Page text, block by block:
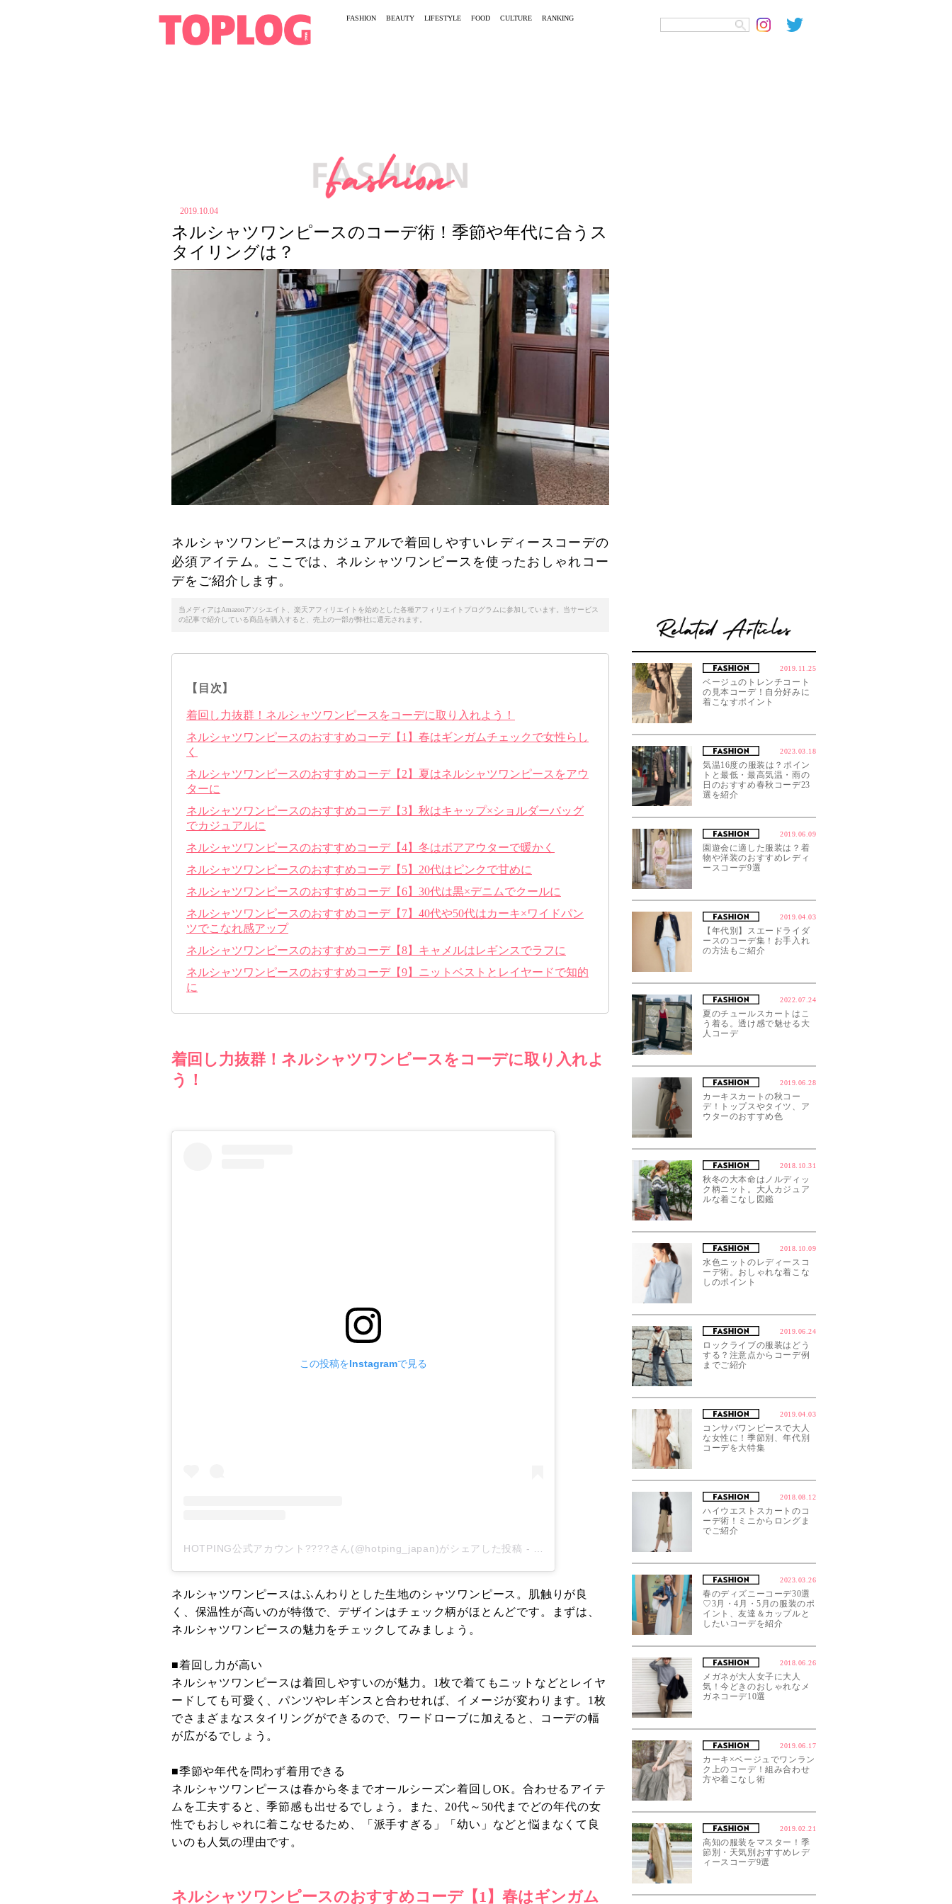
FASHION BEAUTY LIFESTYLE FOOD CULTURE RANKING
2019.10.04
ネルシャツワンピースのコーデ術！季節や年代に合うス
タイリングは？
ネルシャツワンピースはカジュアルで着回しやすいレディースコーデの
必須アイテム。ここでは、ネルシャツワンピースを使ったおしゃれコー
デをご紹介します。
当メディアはAmazonアソシエイト、楽天アフィリエイトを始めとした各種アフィリエイトプログラムに参加しています。当サービス
の記事で紹介している商品を購入すると、売上の一部が弊社に還元されます。
【目次】
着回し力抜群！ネルシャツワンピースをコーデに取り入れよう！
ネルシャツワンピースのおすすめコーデ【1】春はギンガムチェックで女性らし
く
ネルシャツワンピースのおすすめコーデ【2】夏はネルシャツワンピースをアウ
ターに
ネルシャツワンピースのおすすめコーデ【3】秋はキャップ×ショルダーバッグ
でカジュアルに
ネルシャツワンピースのおすすめコーデ【4】冬はボアアウターで暖かく
ネルシャツワンピースのおすすめコーデ【5】20代はピンクで甘めに
ネルシャツワンピースのおすすめコーデ【6】30代は黒×デニムでクールに
ネルシャツワンピースのおすすめコーデ【7】40代や50代はカーキ×ワイドパン
ツでこなれ感アップ
ネルシャツワンピースのおすすめコーデ【8】キャメルはレギンスでラフに
ネルシャツワンピースのおすすめコーデ【9】ニットベストとレイヤードで知的
に
着回し力抜群！ネルシャツワンピースをコーデに取り入れよ
う！
この投稿をInstagramで見る
HOTPING公式アカウント????さん(@hotping_japan)がシェアした投稿 - 2019年 9月月12日午後10時35分PDT
ネルシャツワンピースはふんわりとした生地のシャツワンピース。肌触りが良
く、保温性が高いのが特徴で、デザインはチェック柄がほとんどです。まずは、
ネルシャツワンピースの魅力をチェックしてみましょう。
■着回し力が高い
ネルシャツワンピースは着回しやすいのが魅力。1枚で着てもニットなどとレイヤ
ードしても可愛く、パンツやレギンスと合わせれば、イメージが変わります。1枚
でさまざまなスタイリングができるので、ワードローブに加えると、コーデの幅
が広がるでしょう。
■季節や年代を問わず着用できる
ネルシャツワンピースは春から冬までオールシーズン着回しOK。合わせるアイテ
ムを工夫すると、季節感も出せるでしょう。また、20代～50代までどの年代の女
性でもおしゃれに着こなせるため、「派手すぎる」「幼い」などと悩まなくて良
いのも人気の理由です。
ネルシャツワンピースのおすすめコーデ【1】春はギンガム
2019.11.25
ベージュのトレンチコート
の見本コーデ！自分好みに
着こなすポイント
2023.03.18
気温16度の服装は？ポイン
トと最低・最高気温・雨の
日のおすすめ春秋コーデ23
選を紹介
2019.06.09
園遊会に適した服装は？着
物や洋装のおすすめレディ
ースコーデ9選
2019.04.03
【年代別】スエードライダ
ースのコーデ集！お手入れ
の方法もご紹介
2022.07.24
夏のチュールスカートはこ
う着る。透け感で魅せる大
人コーデ
2019.06.28
カーキスカートの秋コー
デ！トップスやタイツ、ア
ウターのおすすめ色
2018.10.31
秋冬の大本命はノルディッ
ク柄ニット。大人カジュア
ルな着こなし図鑑
2018.10.09
水色ニットのレディースコ
ーデ術。おしゃれな着こな
しのポイント
2019.06.24
ロックライブの服装はどう
する？注意点からコーデ例
までご紹介
2019.04.03
コンサバワンピースで大人
な女性に！季節別、年代別
コーデを大特集
2018.08.12
ハイウエストスカートのコ
ーデ術！ミニからロングま
でご紹介
2023.03.26
春のディズニーコーデ30選
♡3月・4月・5月の服装のポ
イント、友達＆カップルと
したいコーデを紹介
2018.06.26
メガネが大人女子に大人
気！今どきのおしゃれなメ
ガネコーデ10選
2019.06.17
カーキ×ベージュでワンラン
ク上のコーデ！組み合わせ
方や着こなし術
2019.02.21
高知の服装をマスター！季
節別・天気別おすすめレデ
ィースコーデ9選